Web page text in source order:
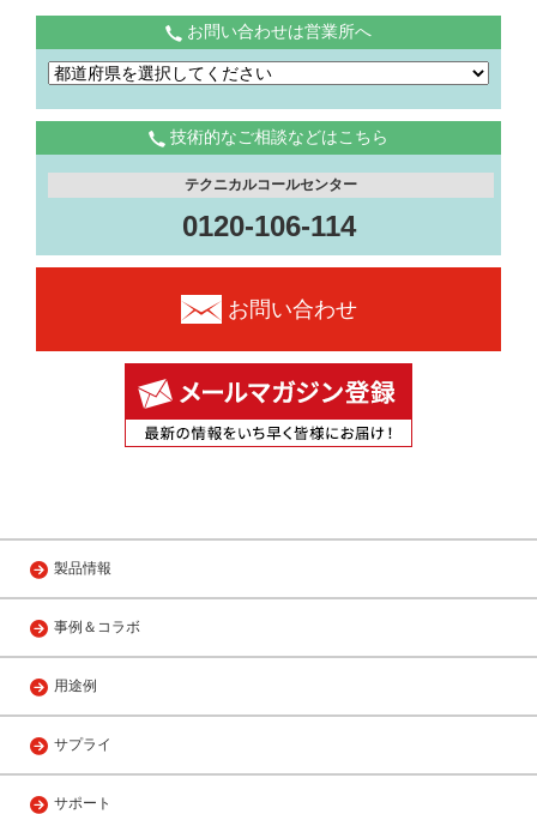
お問い合わせは営業所へ
技術的なご相談などはこちら
テクニカルコールセンター
0120-106-114
お問い合わせ
製品情報
事例＆コラボ
用途例
サプライ
サポート